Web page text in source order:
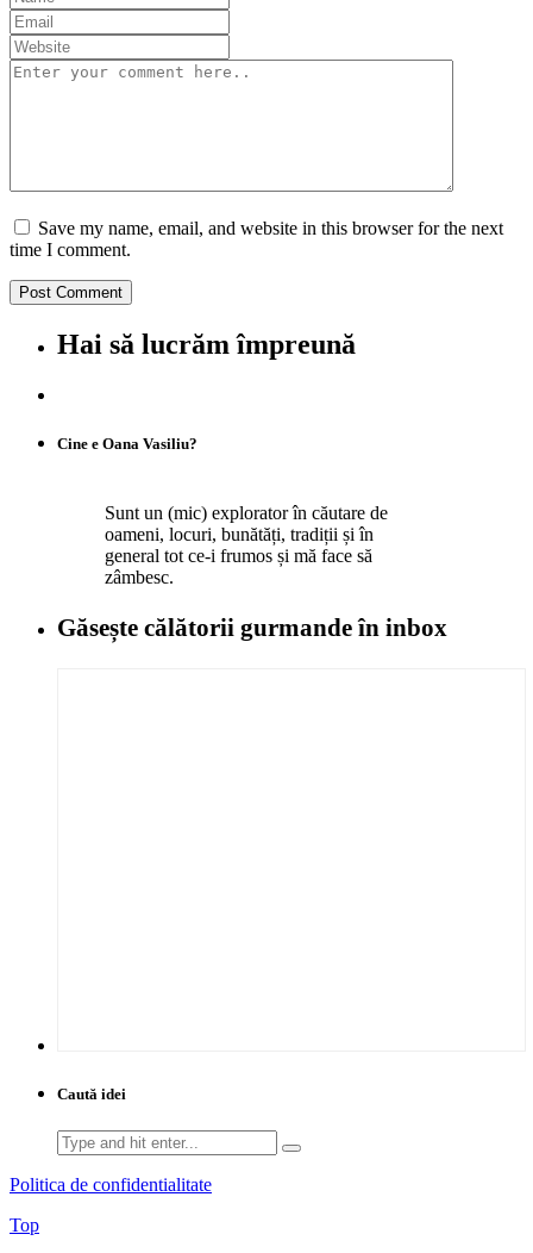
Save my name, email, and website in this browser for the next
time I comment.
Hai să lucrăm împreună
Cine e Oana Vasiliu?
Sunt un (mic) explorator în căutare de
oameni, locuri, bunătăți, tradiții și în
general tot ce-i frumos și mă face să
zâmbesc.
Găsește călătorii gurmandeîn inbox
Caută idei
Search
for:
Politica de confidentialitate
Top